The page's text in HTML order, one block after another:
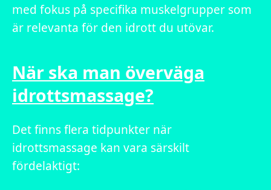
med fokus på specifika muskelgrupper som
är relevanta för den idrott du utövar.
När ska man överväga
idrottsmassage?
Det finns flera tidpunkter när
idrottsmassage kan vara särskilt
fördelaktigt: